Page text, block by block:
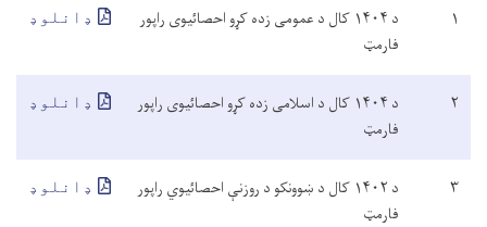
۱
د ۱۴۰۴ کال د عمومی زده کړو احصائیوی راپور
فارمټ
ډانلوډ
۲
د ۱۴۰۴ کال د اسلامی زده کړو احصائیوی راپور
فارمټ
ډانلوډ
۳
د ۱۴۰۲ کال د ښوونکو د روزنې احصائیوي راپور
فارمټ
ډانلوډ